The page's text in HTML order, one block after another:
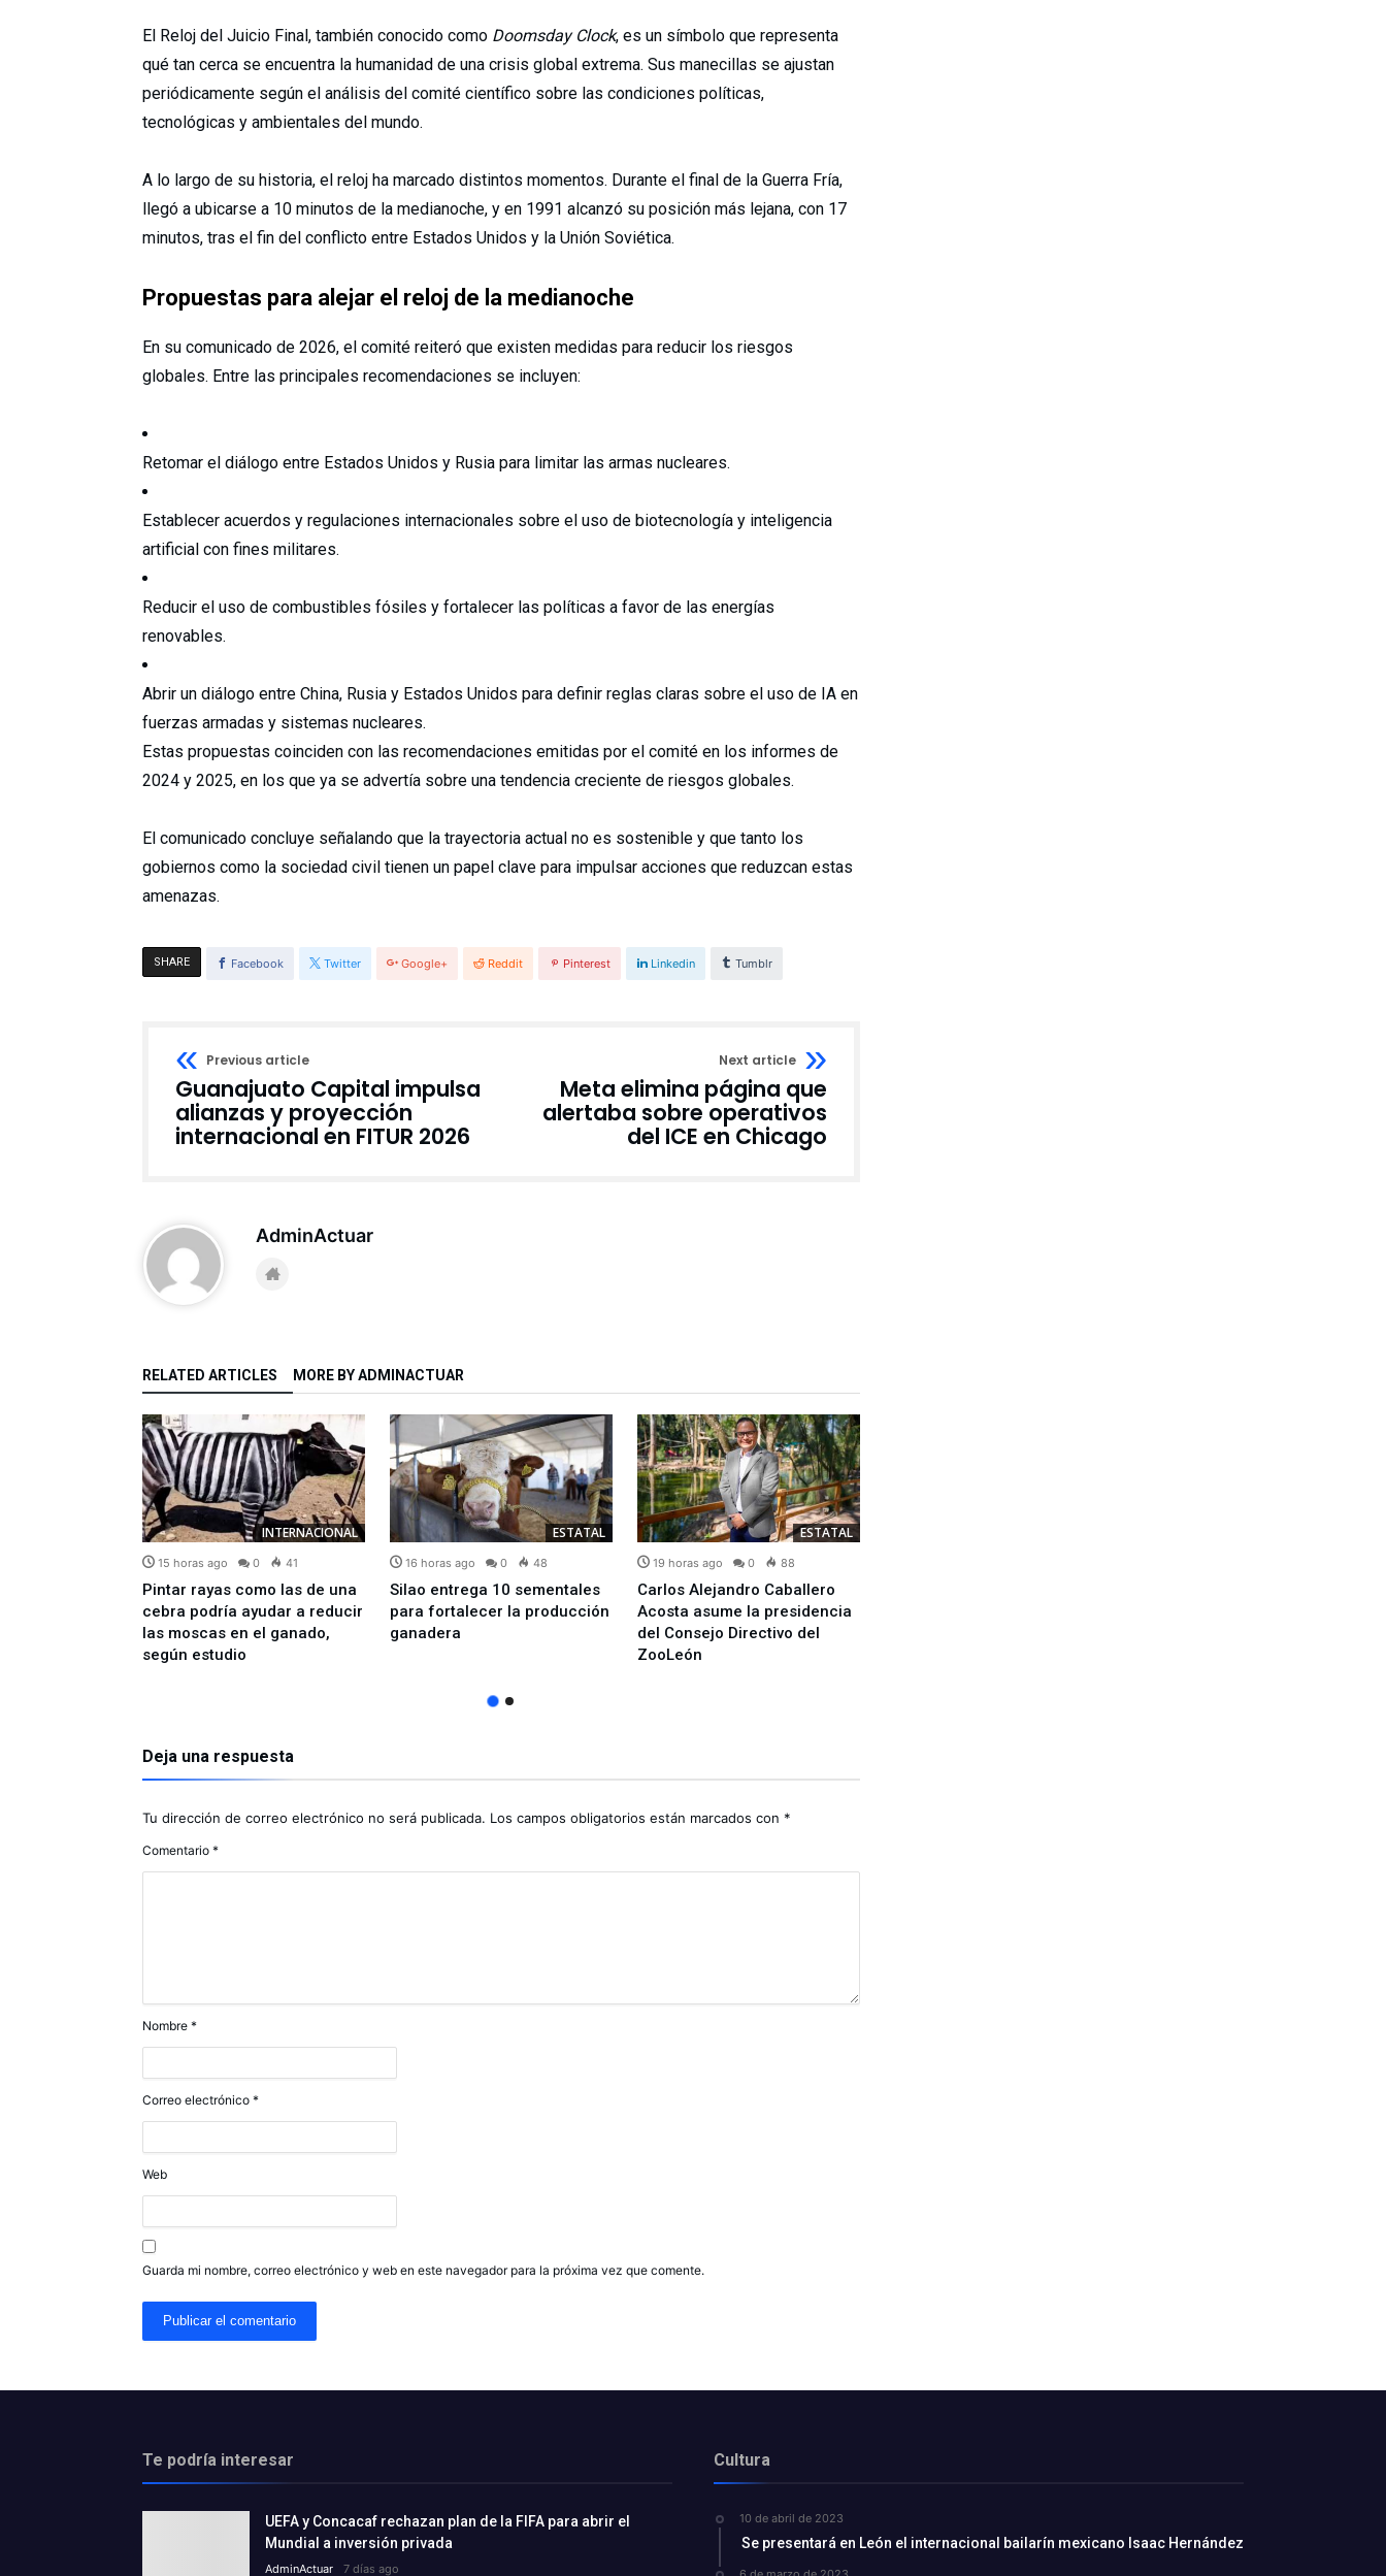
El Reloj del Juicio Final, también conocido como Doomsday Clock, es un símbolo que representa
qué tan cerca se encuentra la humanidad de una crisis global extrema. Sus manecillas se ajustan
periódicamente según el análisis del comité científico sobre las condiciones políticas,
tecnológicas y ambientales del mundo.
A lo largo de su historia, el reloj ha marcado distintos momentos. Durante el final de la Guerra Fría,
llegó a ubicarse a 10 minutos de la medianoche, y en 1991 alcanzó su posición más lejana, con 17
minutos, tras el fin del conflicto entre Estados Unidos y la Unión Soviética.
Propuestas para alejar el reloj de la medianoche
En su comunicado de 2026, el comité reiteró que existen medidas para reducir los riesgos
globales. Entre las principales recomendaciones se incluyen:
Retomar el diálogo entre Estados Unidos y Rusia para limitar las armas nucleares.
Establecer acuerdos y regulaciones internacionales sobre el uso de biotecnología y inteligencia
artificial con fines militares.
Reducir el uso de combustibles fósiles y fortalecer las políticas a favor de las energías
renovables.
Abrir un diálogo entre China, Rusia y Estados Unidos para definir reglas claras sobre el uso de IA en
fuerzas armadas y sistemas nucleares.
Estas propuestas coinciden con las recomendaciones emitidas por el comité en los informes de
2024 y 2025, en los que ya se advertía sobre una tendencia creciente de riesgos globales.
El comunicado concluye señalando que la trayectoria actual no es sostenible y que tanto los
gobiernos como la sociedad civil tienen un papel clave para impulsar acciones que reduzcan estas
amenazas.
SHARE Facebook Twitter Google+ Reddit Pinterest Linkedin Tumblr
Previous article
Guanajuato Capital impulsa
alianzas y proyección
internacional en FITUR 2026
Next article
Meta elimina página que
alertaba sobre operativos
del ICE en Chicago
AdminActuar
RELATED ARTICLES MORE BY ADMINACTUAR
INTERNACIONAL
15 horas ago 0 41
Pintar rayas como las de una
cebra podría ayudar a reducir
las moscas en el ganado,
según estudio
ESTATAL
16 horas ago 0 48
Silao entrega 10 sementales
para fortalecer la producción
ganadera
ESTATAL
19 horas ago 0 88
Carlos Alejandro Caballero
Acosta asume la presidencia
del Consejo Directivo del
ZooLeón
Deja una respuesta
Tu dirección de correo electrónico no será publicada. Los campos obligatorios están marcados con *
Comentario *
Nombre *
Correo electrónico *
Web
Guarda mi nombre, correo electrónico y web en este navegador para la próxima vez que comente.
Te podría interesar
UEFA y Concacaf rechazan plan de la FIFA para abrir el
Mundial a inversión privada
AdminActuar 7 días ago
Cultura
10 de abril de 2023
Se presentará en León el internacional bailarín mexicano Isaac Hernández